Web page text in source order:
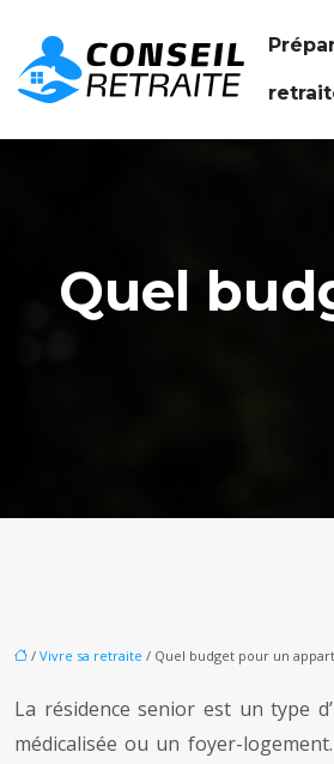
Quel
/ Vivre sa retraite / Quel budget pour un
La résidence senior est un type
médicalisée ou un foyer-